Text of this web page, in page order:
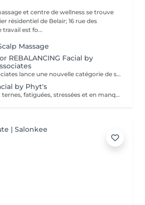
et centre de wellness se trouve
résidentiel de Belair; 16 rue des
travail est fo...
Massage
REBALANCING Facial by
Aromatherapy Associates lance une nouvelle catégorie de soins pour la peau qui répond de manière unique aux besoins de l'esprit et de la peau. La formule contient un complexe spécial d'huiles essentielles, de plantes actives et de technologie Skin Stress Relief. S'appuyant sur près de 40 ans d'expertise en matière de spa et d'aromathérapie et bien connue pour ses produits optimisés et axés sur les résultats, cette expérience est conçue pour soutenir les défenses naturelles de la peau et combattre le stress d'un mode de vie trépidant. Idéal pour les personnes à la peau sèche ou sensible.
by Phyt's
Idéal pour les peaux ternes, fatiguées, stressées et en manque d'éclat , ce soin va revitaliser votre peau, booster son eclat et il est également un très bon préventif anti âge. Ce soin commence par un rafraîchissement stimulant des pieds pour favoriser la circulation sanguine et la relaxation.